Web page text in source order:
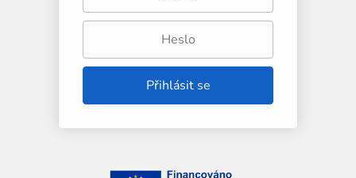
Přihlásit se